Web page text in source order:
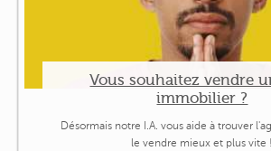
Vous souhaitez vendre
immobilier ?
Désormais notre I.A. vous aide à trouver
le vendre mieux et plus vite !